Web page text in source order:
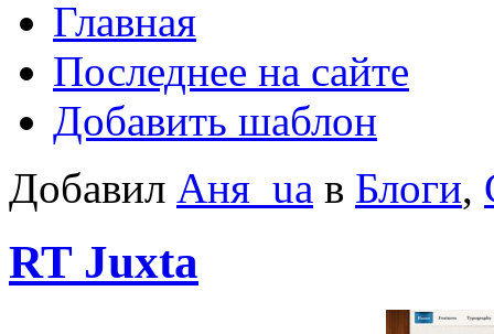
Главная
Последнее на сайте
Добавить шаблон
Добавил Аня_ua в Блоги,
RT Juxta